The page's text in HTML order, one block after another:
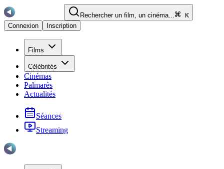
Rechercher un film, un cinéma...
K
Connexion
Inscription
Films
Célébrités
Cinémas
Palmarès
Actualités
Séances
Streaming